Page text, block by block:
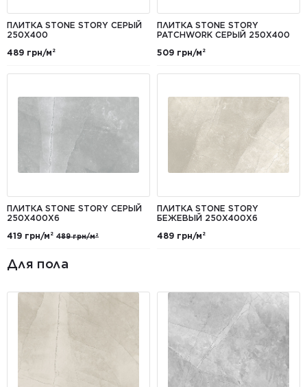
ПЛИТКА STONE STORY СЕРЫЙ
250X400
489 грн/м²
ПЛИТКА STONE STORY
PATCHWORK СЕРЫЙ 250X400
509 грн/м²
ПЛИТКА STONE STORY СЕРЫЙ
250Х400X6
419 грн/м² 489 грн/м²
ПЛИТКА STONE STORY
БЕЖЕВЫЙ 250X400Х6
489 грн/м²
Для пола